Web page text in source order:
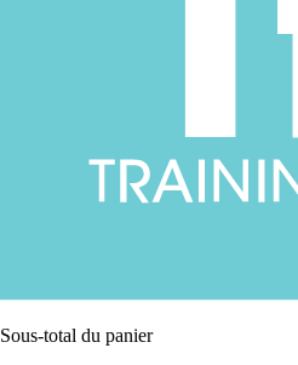
Sous-total du panier